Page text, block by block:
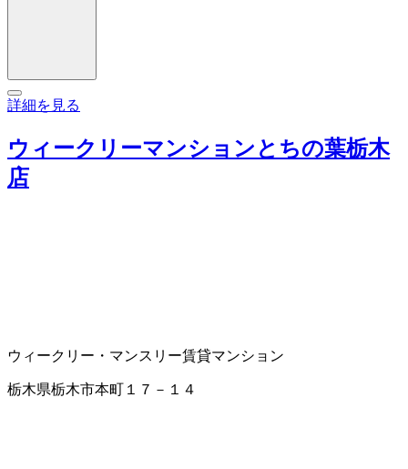
詳細を見る
ウィークリーマンションとちの葉栃木
店
ウィークリー・マンスリー賃貸マンション
栃木県栃木市本町１７－１４